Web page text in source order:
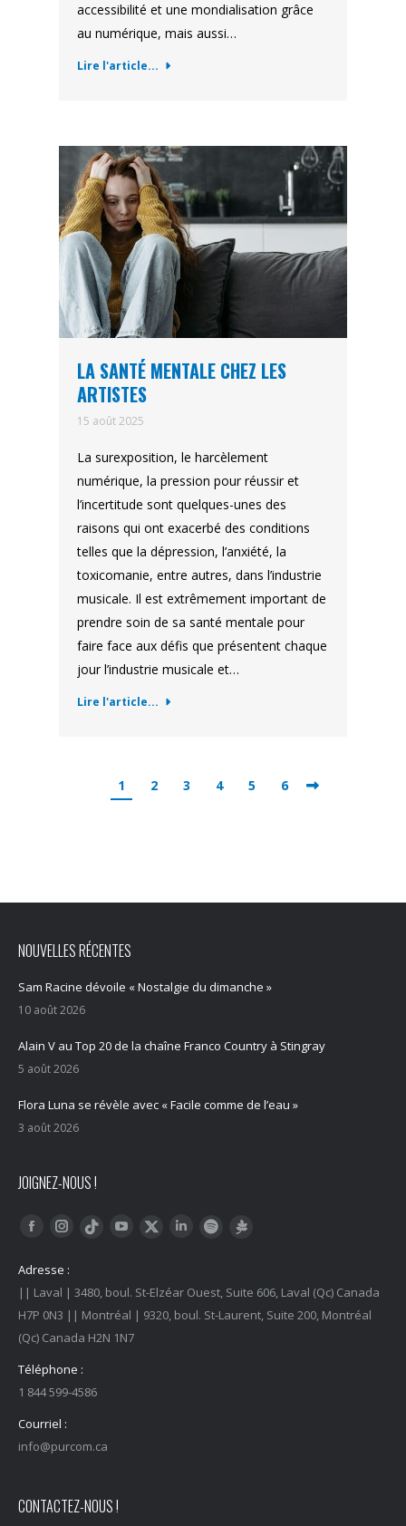
accessibilité et une mondialisation grâce
au numérique, mais aussi…
Lire l'article...
LA SANTÉ MENTALE CHEZ LES
ARTISTES
15 août 2025
La surexposition, le harcèlement
numérique, la pression pour réussir et
l’incertitude sont quelques-unes des
raisons qui ont exacerbé des conditions
telles que la dépression, l’anxiété, la
toxicomanie, entre autres, dans l’industrie
musicale. Il est extrêmement important de
prendre soin de sa santé mentale pour
faire face aux défis que présentent chaque
jour l’industrie musicale et…
Lire l'article...
1 2 3 4 5 6
NOUVELLES RÉCENTES
Sam Racine dévoile « Nostalgie du dimanche »
10 août 2026
Alain V au Top 20 de la chaîne Franco Country à Stingray
5 août 2026
Flora Luna se révèle avec « Facile comme de l’eau »
3 août 2026
JOIGNEZ-NOUS !
Trouvez nous sur :
FacebookInstagram
Tiktok YouTubeTwitter LinkedInSpotify
Adresse :
|| Laval | 3480, boul. St-Elzéar Ouest, Suite 606, Laval (Qc) Canada
H7P 0N3 || Montréal | 9320, boul. St-Laurent, Suite 200, Montréal
(Qc) Canada H2N 1N7
Téléphone :
1 844 599-4586
Courriel :
info@purcom.ca
CONTACTEZ-NOUS !